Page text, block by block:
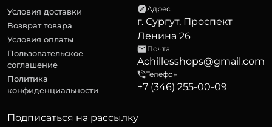
Условия доставки
Возврат товара
Условия оплаты
Пользовательское
соглашение
Политика
конфиденциальности
Адрес
г. Сургут, Проспект
Ленина 26
Почта
Achillesshops@gmail.com
Телефон
+7 (346) 255-00-09
Подписаться на рассылку